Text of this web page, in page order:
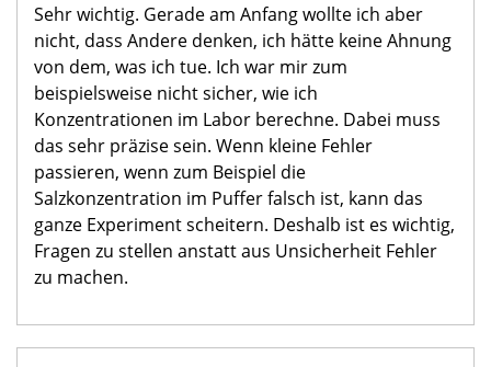
Sehr wichtig. Gerade am Anfang wollte ich aber
nicht, dass Andere denken, ich hätte keine Ahnung
von dem, was ich tue. Ich war mir zum
beispielsweise nicht sicher, wie ich
Konzentrationen im Labor berechne. Dabei muss
das sehr präzise sein. Wenn kleine Fehler
passieren, wenn zum Beispiel die
Salzkonzentration im Puffer falsch ist, kann das
ganze Experiment scheitern. Deshalb ist es wichtig,
Fragen zu stellen anstatt aus Unsicherheit Fehler
zu machen.